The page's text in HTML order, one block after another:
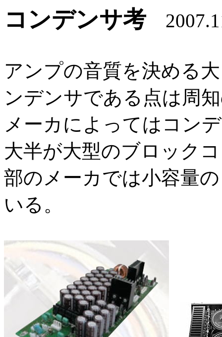
コンデンサ考
アンプの音質を決める
ンデンサである点は周
メーカによってはコン
大半が大型のブロック
部のメーカでは小容量
いる。